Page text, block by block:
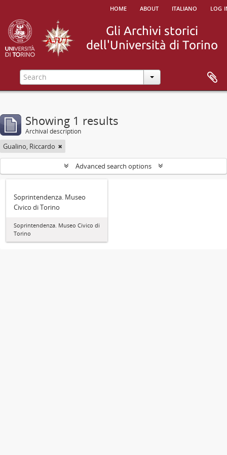
home about italiano log
Showing 1 results
Archival description
Gualino, Riccardo
Advanced search options
Soprintendenza. Museo
Civico di Torino
Soprintendenza. Museo Civico di
Torino